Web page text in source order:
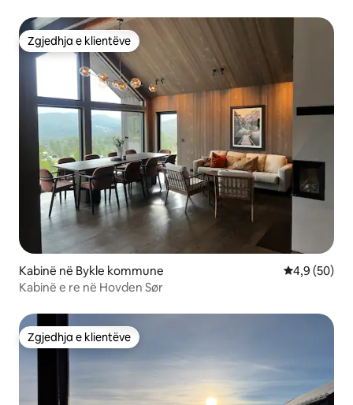
Zgjedhja e klientëve
Zgjedhja e klientëve
Kabinë në Bykle kommune Vlerësimi
4,9 (50)
Kabinë e re në Hovden Sør
Zgjedhja e klientëve
Zgjedhja e klientëve